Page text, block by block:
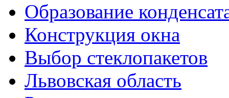
Образование
Конструкция окна
Выбор стеклопакетов
Львовская область